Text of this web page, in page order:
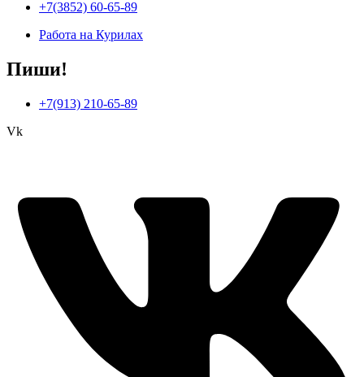
+7(3852) 60-65-89
Работа на Курилах
Пиши!
+7(913) 210-65-89
Vk